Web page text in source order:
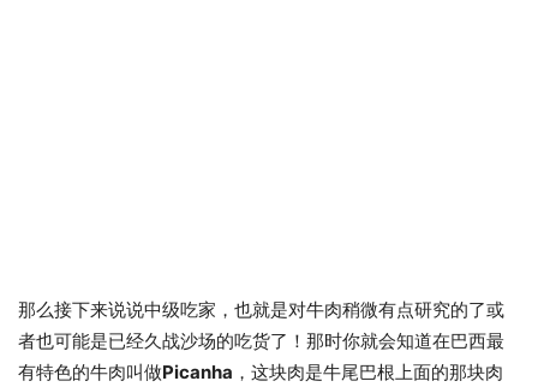
那么接下来说说中级吃家，也就是对牛肉稍微有点研究的了或
者也可能是已经久战沙场的吃货了！那时你就会知道在巴西最
有特色的牛肉叫做Picanha ，这块肉是牛尾巴根上面的那块肉